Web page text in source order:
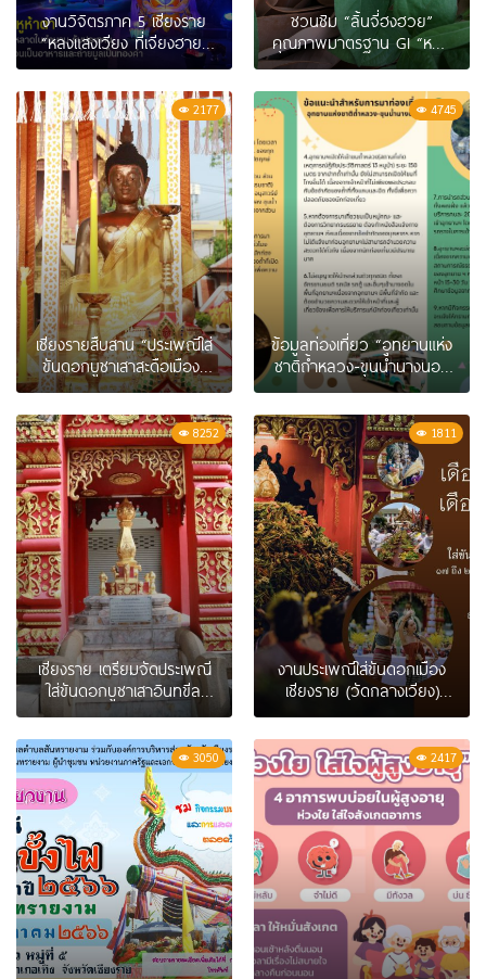
งานวิจิตรภาค 5 เชียงราย
“หลงแสงเวียง ที่เจียงฮาย”
เริ่ม 20 – 28 พฤษภาคม นี้
ชวนชิม “ลิ้นจี่ฮงฮวย”
คุณภาพมาตรฐาน GI “หอม
หวานอมเปรี้ยว ไหล่ยก
อกตั้ง หนามหด ก้นป้าน”
2177
เชียงรายสืบสาน “ประเพณีใส่
ขันดอกบูชาเสาสะดือเมือง”
ประจำปี 2566
4745
ข้อมูลท่องเที่ยว “อุทยานแห่ง
ชาติถ้ำหลวง-ขุนน้ำนางนอน
เตรียมการ” จ.เชียงราย
8252
เชียงราย เตรียมจัดประเพณี
ใส่ขันดอกบูชาเสาอินทขีล
ประจำปี 66 พร้อมแห่
“พระเจ้าฝนแสนห่า” รอบ
เวียง 17 พ.ค.นี้
1811
งานประเพณีใส่ขันดอกเมือง
เชียงราย (วัดกลางเวียง)
เชียงราย
3050 2417